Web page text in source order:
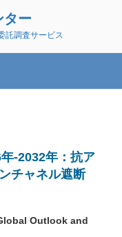
ター
託調査サービス
-2032年：抗ア
チャネル遮断
Outlook and